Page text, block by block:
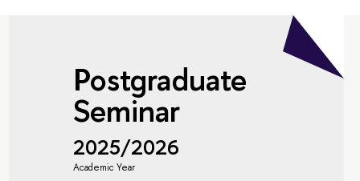
Postgraduate
Seminar
2025/2026
Academic Year